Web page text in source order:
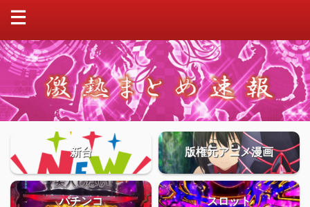
新台 版権元アニメ漫画
パチンコ スロット